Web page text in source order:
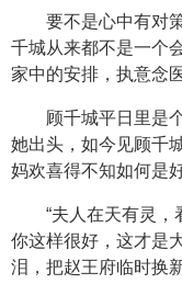
要不是心中有对
千城从来都不是一个
家中的安排，执意念
顾千城平日里是
她出头，如今见顾千
妈欢喜得不知如何是好
“夫人在天有灵
你这样很好，这才是
泪，把赵王府临时换